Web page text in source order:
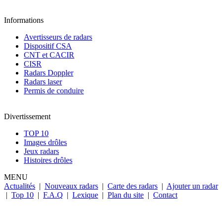
Informations
Avertisseurs de radars
Dispositif CSA
CNT et CACIR
CISR
Radars Doppler
Radars laser
Permis de conduire
Divertissement
TOP 10
Images drôles
Jeux radars
Histoires drôles
MENU
Actualités | Nouveaux radars | Carte des radars | Ajouter un radar
| Top 10 | F.A.Q | Lexique | Plan du site | Contact